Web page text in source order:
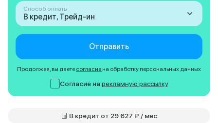
Способ оплаты
В кредит, Трейд-ин
Отправить
Продолжая, вы даете согласие на обработку персональных данных
Согласие на рекламную рассылку
В кредит от 29 627 ₽ / мес.